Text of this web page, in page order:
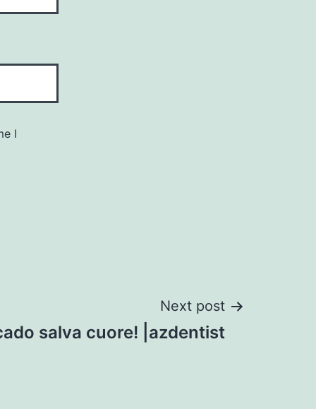
I
Next post
salva cuore! |azdentist